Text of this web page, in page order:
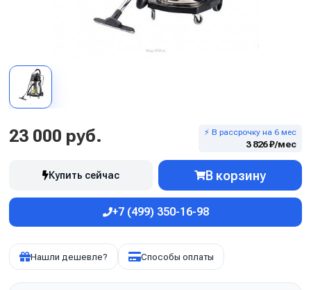
23 000 руб. ⚡ В рассрочку на 6 мес
3 826 ₽/мес
Купить сейчас В корзину
+7 (499) 350-16-98
Нашли дешевле? Способы оплаты